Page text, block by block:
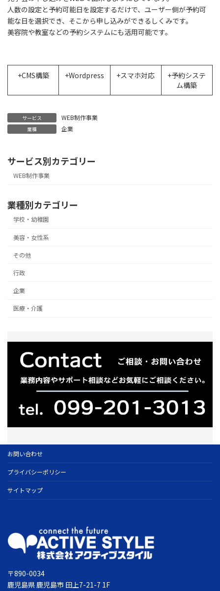
人数の設定と予約可能日を設定するだけで、ユーザー側が予約可
能な日を選択でき、そこから申し込みができるしくみです。
美容院や教室などの予約システムにも活用可能です。
+CMS構築 +Wordpress +スマホ対応
+予約システ
ム構築
サービス WEB制作事業
業種 企業
サービス別カテゴリー
WEB制作事業
業種別カテゴリー
学校・幼稚園
美容・女性系
その他
行政
企業
医療・介護
お問い合わせ
プライバシーポリシー
サイトマップ
〒890-0034
鹿児島県 鹿児島市 田上7-21-7 1F